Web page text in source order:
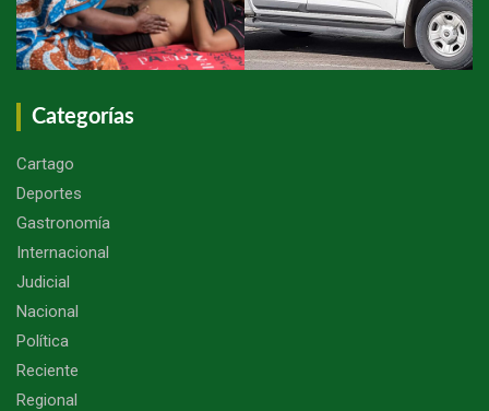
Categorías
Cartago
Deportes
Gastronomía
Internacional
Judicial
Nacional
Política
Reciente
Regional